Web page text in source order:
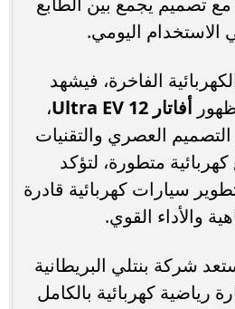
الاستخدام اليومي.
الفاخرة، فيشهد
أفاتار 12 Ultra EV
،
العصري والتقنيات
متطورة، لتؤكد
سيارات كهربائية قادرة
والأداء القوي.
شركة بنتلي البريطانية
كهربائية بالكامل